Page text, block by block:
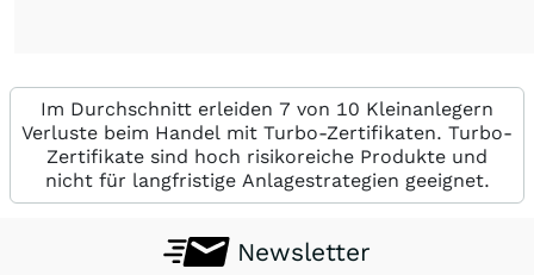
Im Durchschnitt erleiden 7 von 10 Kleinanlegern
Verluste beim Handel mit Turbo-Zertifikaten. Turbo-
Zertifikate sind hoch risikoreiche Produkte und
nicht für langfristige Anlagestrategien geeignet.
Newsletter